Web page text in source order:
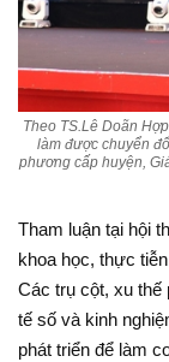
Theo TS.Lê Doãn
làm được chuyển
phương cấp huyện,
Tham luận tại hội
khoa học, thực
Các trụ cột, xu thế
tế số và kinh
phát triển để làm